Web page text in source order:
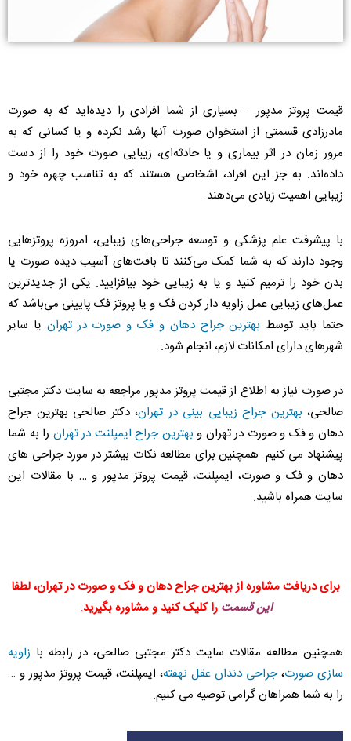
قیمت پروتز مدپور – بسیاری از شما افرادی را دیده‌اید که به صورت
مادرزادی قسمتی از استخوان صورت آنها رشد نکرده و یا کسانی که به
مرور زمان در اثر بیماری و یا حادثه‌ای، زیبایی صورت خود را از دست
داده‌اند. به جز این افراد، اشخاصی هستند که به تناسب چهره خود و
زیبایی اهمیت زیادی می‌دهند.
با پیشرفت علم پزشکی و توسعه جراحی‌های زیبایی، امروزه پروتز‌هایی
وجود دارند که به شما کمک می‌کنند تا بافت‌های آسیب دیده صورت یا
بدن خود را ترمیم کنید و یا به زیبایی خود بیافزایید. یکی از جدیدترین
عمل‌های زیبایی عمل زاویه دار کردن فک و یا پروتز فک پایینی می‌باشد که
حتما باید توسط بهترین جراح دهان و فک و صورت در تهران یا سایر
شهرهای دارای امکانات لازم، انجام شود.
در صورت نیاز به اطلاع از قیمت پروتز مدپور مراجعه به سایت دکتر مجتبی
صالحی، بهترین جراح زیبایی بینی در تهران، دکتر صالحی بهترین جراح
دهان و فک و صورت در تهران و بهترین جراح ایمپلنت در تهران را به شما
پیشنهاد می کنیم. همچنین برای مطالعه نکات بیشتر در مورد جراحی های
دهان و فک و صورت، ایمپلنت، قیمت پروتز مدپور و … با مقالات این
سایت همراه باشید.
برای دریافت مشاوره از بهترین جراح دهان و فک و صورت در تهران، لطفا
این قسمت را کلیک کنید و مشاوره بگیرید.
همچنین مطالعه مقالات سایت دکتر مجتبی صالحی، در رابطه با زاویه
سازی صورت،جراحی دندان عقل نهفته، ایمپلنت، قیمت پروتز مدپور و …
را به شما همراهان گرامی توصیه می کنیم.